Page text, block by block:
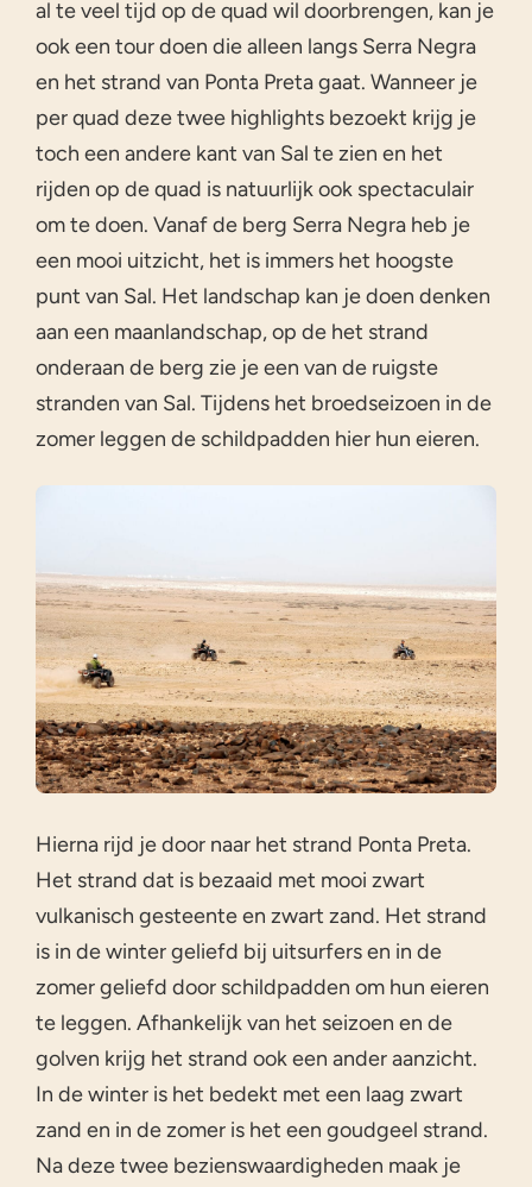
al te veel tijd op de quad wil doorbrengen, kan je
ook een tour doen die alleen langs Serra Negra
en het strand van Ponta Preta gaat. Wanneer je
per quad deze twee highlights bezoekt krijg je
toch een andere kant van Sal te zien en het
rijden op de quad is natuurlijk ook spectaculair
om te doen. Vanaf de berg Serra Negra heb je
een mooi uitzicht, het is immers het hoogste
punt van Sal. Het landschap kan je doen denken
aan een maanlandschap, op de het strand
onderaan de berg zie je een van de ruigste
stranden van Sal. Tijdens het broedseizoen in de
zomer leggen de schildpadden hier hun eieren.
Hierna rijd je door naar het strand Ponta Preta.
Het strand dat is bezaaid met mooi zwart
vulkanisch gesteente en zwart zand. Het strand
is in de winter geliefd bij uitsurfers en in de
zomer geliefd door schildpadden om hun eieren
te leggen. Afhankelijk van het seizoen en de
golven krijg het strand ook een ander aanzicht.
In de winter is het bedekt met een laag zwart
zand en in de zomer is het een goudgeel strand.
Na deze twee bezienswaardigheden maak je